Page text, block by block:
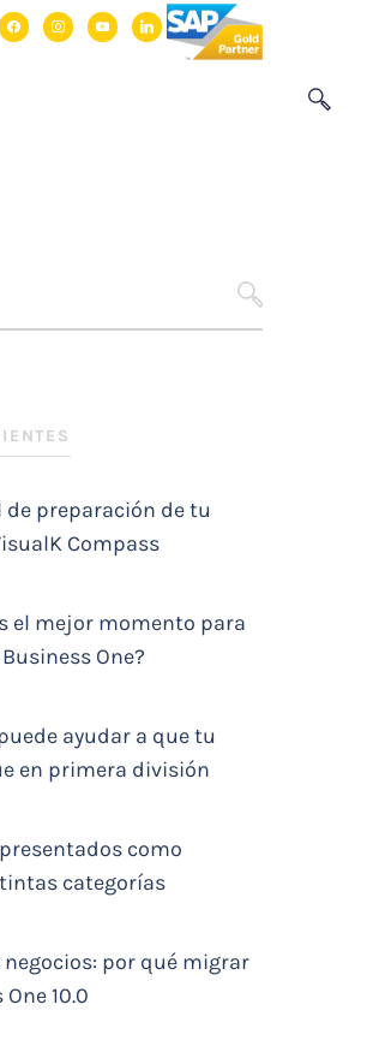
facebookinstagram
youtubelinkedin
SEARCH
de preparación de tu
Compass
el mejor momento para
One?
ayudar a que tu
en primera división
como
categorías
por qué migrar
10.0